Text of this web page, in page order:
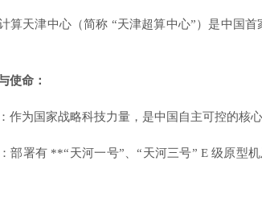
算天津中心（简称 “天津超算中心”）是中国
使命：
作为国家战略科技力量，是中国自主可控的核
部署有 **“天河一号”、“天河三号” E 级原型